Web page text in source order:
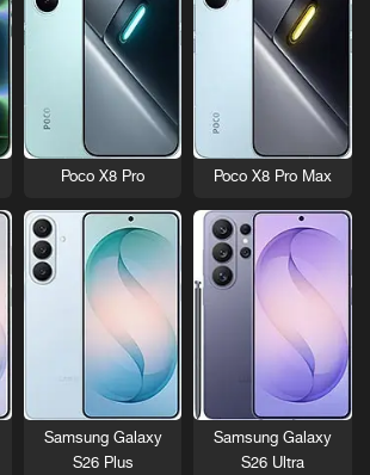
Poco X8 Pro Max
Poco X8 Pro
Samsung Galaxy
S26 Ultra
Samsung Galaxy
S26 Plus